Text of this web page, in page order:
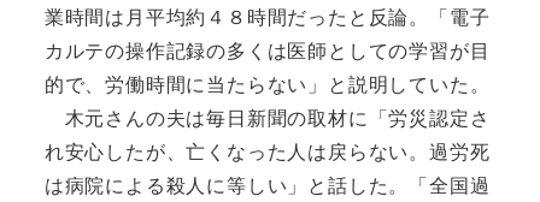
業時間は月平均約４８時間だったと反論。「電子
カルテの操作記録の多くは医師としての学習が目
的で、労働時間に当たらない」と説明していた。
木元さんの夫は毎日新聞の取材に「労災認定さ
れ安心したが、亡くなった人は戻らない。過労死
は病院による殺人に等しい」と話した。「全国過